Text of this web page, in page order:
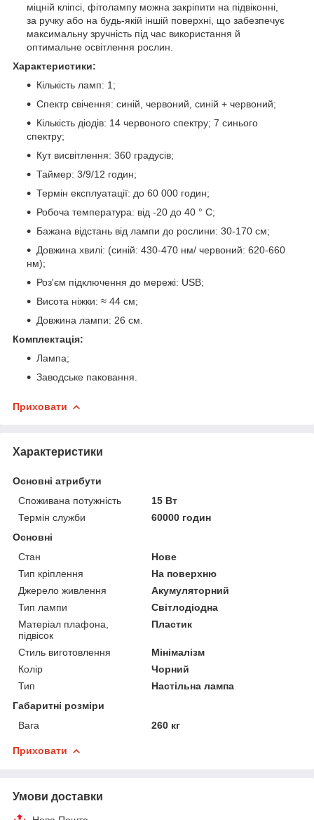
міцній кліпсі, фітолампу можна закріпити на підвіконні,
за ручку або на будь-якій іншій поверхні, що забезпечує
максимальну зручність під час використання й
оптимальне освітлення рослин.
Характеристики:
Кількість ламп: 1;
Спектр свічення: синій, червоний, синій + червоний;
Кількість діодів: 14 червоного спектру; 7 синього
спектру;
Кут висвітлення: 360 градусів;
Таймер: 3/9/12 годин;
Термін експлуатації: до 60 000 годин;
Робоча температура: від -20 до 40 ° С;
Бажана відстань від лампи до рослини: 30-170 см;
Довжина хвилі: (синій: 430-470 нм/ червоний: 620-660
нм);
Роз'єм підключення до мережі: USB;
Висота ніжки: ≈ 44 см;
Довжина лампи: 26 см.
Комплектація:
Лампа;
Заводське паковання.
Приховати
Характеристики
Основні атрибути
Споживана потужність
15 Вт
Термін служби
60000 годин
Основні
Стан
Нове
Тип кріплення
На поверхню
Джерело живлення
Акумуляторний
Тип лампи
Світлодіодна
Матеріал плафона,
підвісок
Пластик
Стиль виготовлення
Мінімалізм
Колір
Чорний
Тип
Настільна лампа
Габаритні розміри
Вага
260 кг
Приховати
Умови доставки